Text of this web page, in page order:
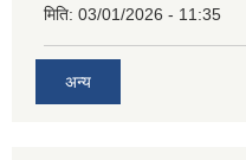
मिति: 03/01/2026 - 11:35
अन्य